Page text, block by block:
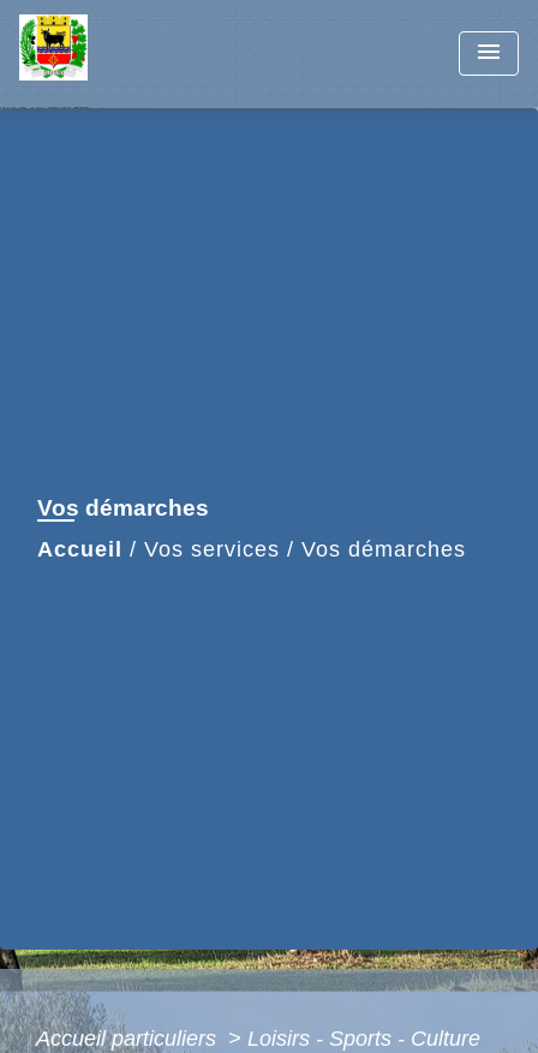
menu
Vos démarches
Accueil / Vos services / Vos démarches
Accueil particuliers > Loisirs - Sports - Culture